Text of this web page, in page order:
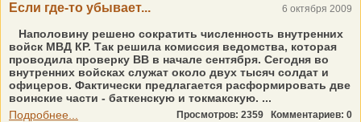
Если где-то убывает... 6 октября 2009
Наполовину решено сократить численность внутренних
войск МВД КР. Так решила комиссия ведомства, которая
проводила проверку ВВ в начале сентября. Сегодня во
внутренних войсках служат около двух тысяч солдат и
офицеров. Фактически предлагается расформировать две
воинские части - баткенскую и токмакскую. ...
Подробнее...
Просмотров: 2359 Комментариев: 0